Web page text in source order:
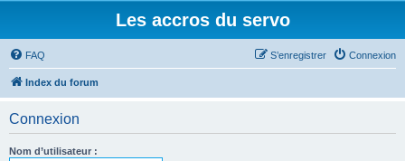
Les accros du servo
FAQ Connexion
S’enregistrer
Index du forum
Connexion
Nom d’utilisateur :